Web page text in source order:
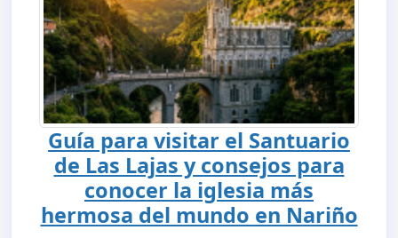
Guía para visitar el Santuario
de Las Lajas y consejos para
conocer la iglesia más
hermosa del mundo en Nariño